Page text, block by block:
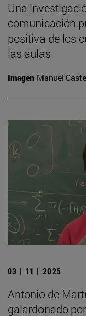
Una
comunicación
positiva de los
las aulas
Imagen Manuel
03 | 11 | 2025
Antonio de
galardonado